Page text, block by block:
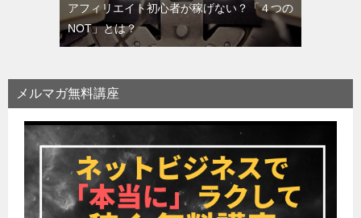
アフィリエイト初心者が稼げない？「４つの
NOT」とは？
メルマガ無料講座